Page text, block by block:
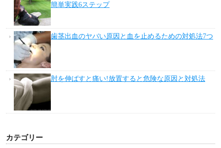
簡単実践6ステップ
歯茎出血のヤバい原因と血を止めるための対処法7つ
肘を伸ばすと痛い!放置すると危険な原因と対処法
カテゴリー